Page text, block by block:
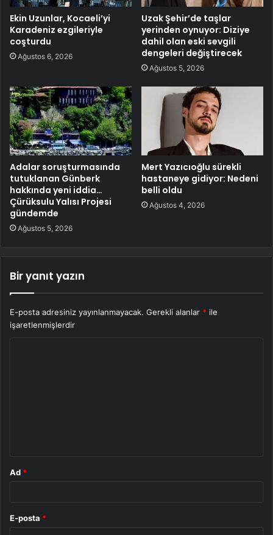
Ekin Uzunlar, Kocaeli’yi
Karadeniz ezgileriyle
coşturdu
Ağustos 6, 2026
Uzak Şehir’de taşlar
yerinden oynuyor: Diziye
dahil olan eski sevgili
dengeleri değiştirecek
Ağustos 5, 2026
Adalar soruşturmasında
tutuklanan Günberk
hakkında yeni iddia…
Çürüksulu Yalısı Projesi
gündemde
Ağustos 5, 2026
Mert Yazıcıoğlu sürekli
hastaneye gidiyor: Nedeni
belli oldu
Ağustos 4, 2026
Bir yanıt yazın
E-posta adresiniz yayınlanmayacak. Gerekli alanlar * ile
işaretlenmişlerdir
Ad *
E-posta *